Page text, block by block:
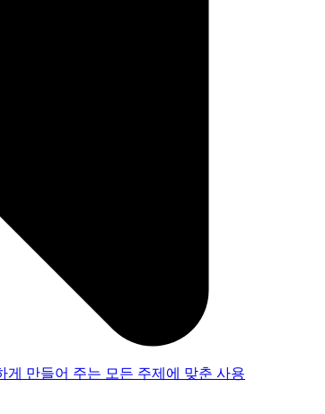
게 만들어 주는 모든 주제에 맞춘 사용